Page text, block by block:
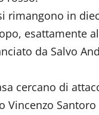
rimangono in
esattamente
da Salvo
cercano di
Vincenzo